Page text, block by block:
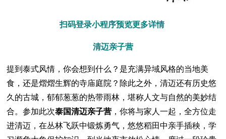
扫码登录小程序预览更多详情
清迈亲子营
提到泰式风情，你会想到什么？是充满异域风格的当地美
食，还是熠熠生辉的寺庙庭院？除此之外，清迈还有历史悠
久的古城，郁郁葱葱的热带雨林，堪称人文与自然的美妙结
合。参加此次泰国清迈亲子营 ，你将与家人一起，全方位走
进清迈，在丛林飞跃中锻炼勇气，悠悠稻田中亲手插秧，学